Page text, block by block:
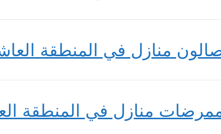
منازل في المنطقة
منازل في المنطقة